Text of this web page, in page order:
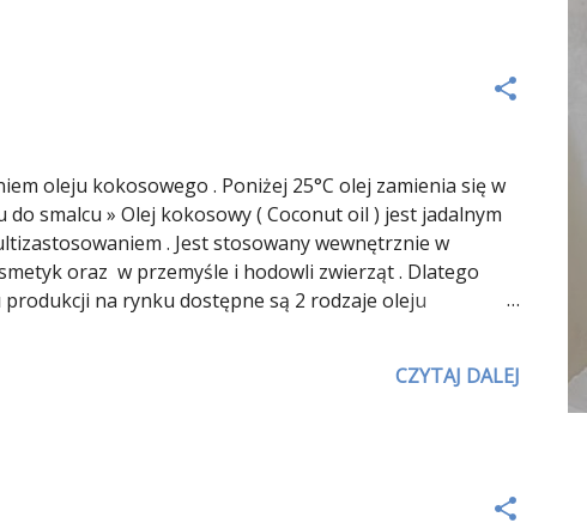
oleju kokosowego . Poniżej 25°C olej zamienia się w
smalcu » Olej kokosowy ( Coconut oil ) jest jadalnym
. Jest stosowany wewnętrznie w
oraz w przemyśle i hodowli zwierząt . Dlatego
na rynku dostępne są 2 rodzaje oleju
CZYTAJ DALEJ